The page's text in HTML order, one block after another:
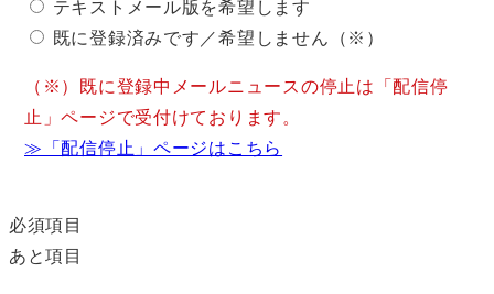
テキストメール版を希望します
既に登録済みです／希望しません（※）
（※）既に登録中メールニュースの停止は「配信停
止」ページで受付けております。
≫「配信停止」ページはこちら
必須項目
あと項目